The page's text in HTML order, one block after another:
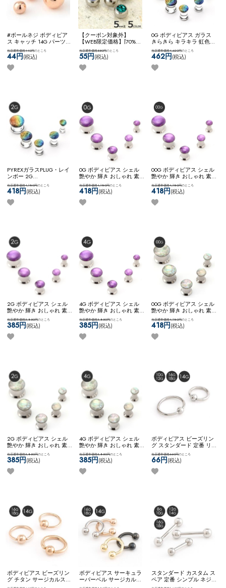
#ボールネジ ボディピア
ス キャッチ 14G パーツ
ネジ式 軟骨ピアス カスタ
マイズ アレンジ ステンレ
ス ネコポスOK
アボールネジ (ローズゴー
当店通常価格440円のところ
44円(税込)
【クーポン対象外】
【WEB限定価格】[70%OF]
ボディピアス キャッチ ボ
ール ネジ ジュエル 可愛
い アレンジ カスタム コ
ーディネート ネコポスOK
当店通常価格550円のところ
55円(税込)
0G ボディピアス ガラス
きらきら キラキラ 虹色
艶やか 輝き おしゃれ 素
敵 大人っぽい きれい シ
ンプル ネコポスOK
PYREXガラスPLUG (レイ
当店通常価格4,620円のところ
462円(税込)
PYREXガラスPLUG・レイ
ンボー 2G
ネコポスOK[ 2G ] PYREX
ガラスPLUG (レインボー)
当店通常価格4,180円のところ
418円(税込)
0G ボディピアス シェル
艶やか 輝き おしゃれ 素
敵 大人っぽい きれい シ
ンプル ステンレス ネコポ
スOK[ 0G ] マザーオブパ
ールPLUG (パープル)
当店通常価格4,180円のところ
418円(税込)
00G ボディピアス シェル
艶やか 輝き おしゃれ 素
敵 大人っぽい きれい シ
ンプル ステンレス ネコポ
スOK[ 00G ] マザーオブパ
ールPLUG (パープル)
当店通常価格4,180円のところ
418円(税込)
2G ボディピアス シェル
艶やか 輝き おしゃれ 素
敵 大人っぽい きれい シ
ンプル ステンレス ネコポ
スOK[ 2G ] マザーオブパ
ールPLUG (パープル)
当店通常価格3,850円のところ
385円(税込)
4G ボディピアス シェル
艶やか 輝き おしゃれ 素
敵 大人っぽい きれい シ
ンプル ステンレス ネコポ
スOK[ 4G ] マザーオブパ
ールPLUG (パープル)
当店通常価格3,850円のところ
385円(税込)
00G ボディピアス シェル
艶やか 輝き おしゃれ 素
敵 大人っぽい きれい シ
ンプル ステンレス ネコポ
スOK[ 00G ] マザーオブパ
ールPLUG (ホワイトオパ
当店通常価格4,180円のところ
418円(税込)
2G ボディピアス シェル
艶やか 輝き おしゃれ 素
敵 大人っぽい きれい シ
ンプル ステンレス ネコポ
スOK[ 2G ] マザーオブパ
ールPLUG (ホワイトオパ
当店通常価格3,850円のところ
385円(税込)
4G ボディピアス シェル
艶やか 輝き おしゃれ 素
敵 大人っぽい きれい シ
ンプル ステンレス ネコポ
スOK[ 4G ] マザーオブパ
ールPLUG (ホワイトオパ
当店通常価格3,850円のところ
385円(税込)
ボディピアス ビーズリン
グ スタンダード 定番 リ
ングピアス シンプル ネコ
ポスOKキャプティブビー
ズリング
当店通常価格660円のところ
66円(税込)
ボディピアス ビーズリン
グ チタン サージカルステ
ンレス 金属アレルギー対
ボディピアス サーキュラ
ーバーベル サージカルス
テンレス 金属アレルギー
スタンダード カスタム ス
ペア 定番 シンプル ネジ
式キャッチ ネコポスOK